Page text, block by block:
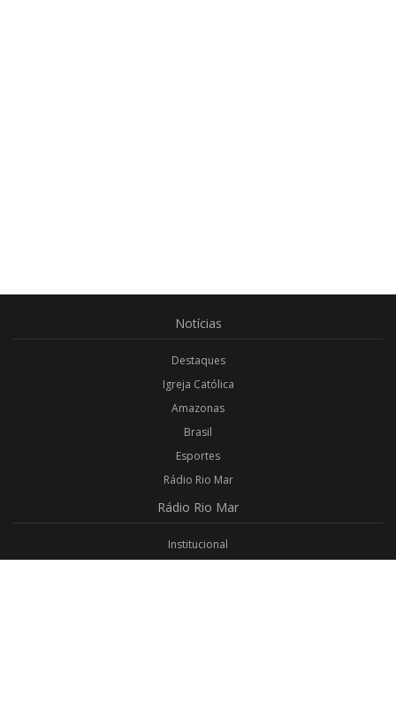
Notícias
Destaques
Igreja Católica
Amazonas
Brasil
Esportes
Rádio Rio Mar
Rádio Rio Mar
Institucional